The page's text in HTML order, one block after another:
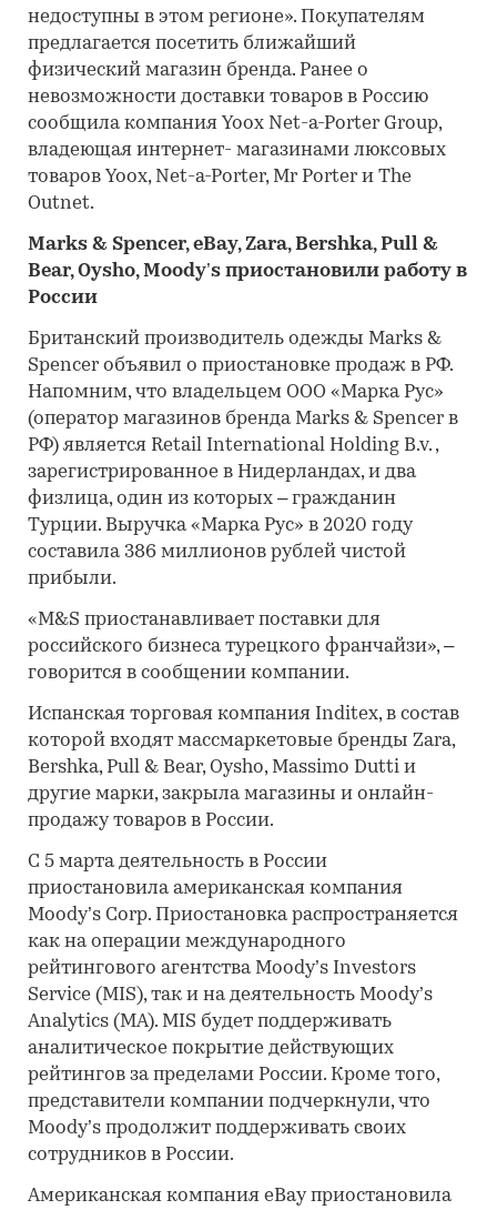
недоступны в этом регионе». Покупателям
предлагается посетить ближайший
физический магазин бренда. Ранее о
невозможности доставки товаров в Россию
сообщила компания Yoox Net-a-Porter Group,
владеющая интернет- магазинами люксовых
товаров Yoox, Net-a-Porter, Mr Porter и The
Outnet.
Marks & Spencer, eBay, Zara, Bershka, Pull &
Bear, Oysho, Moody’s приостановили работу в
России
Британский производитель одежды Marks &
Spencer объявил о приостановке продаж в РФ.
Напомним, что владельцем ООО «Марка Рус»
(оператор магазинов бренда Marks & Spencer в
РФ) является Retail International Holding B.v. ,
зарегистрированное в Нидерландах, и два
физлица, один из которых – гражданин
Турции. Выручка «Марка Рус» в 2020 году
составила 386 миллионов рублей чистой
прибыли.
«M&S приостанавливает поставки для
российского бизнеса турецкого франчайзи», –
говорится в сообщении компании.
Испанская торговая компания Inditex, в состав
которой входят массмаркетовые бренды Zara,
Bershka, Pull & Bear, Oysho, Massimo Dutti и
другие марки, закрыла магазины и онлайн-
продажу товаров в России.
С 5 марта деятельность в России
приостановила американская компания
Moody’s Corp. Приостановка распространяется
как на операции международного
рейтингового агентства Moody’s Investors
Service (MIS), так и на деятельность Moody’s
Analytics (MA). MIS будет поддерживать
аналитическое покрытие действующих
рейтингов за пределами России. Кроме того,
представители компании подчеркнули, что
Moody’s продолжит поддерживать своих
сотрудников в России.
Американская компания eBay приостановила